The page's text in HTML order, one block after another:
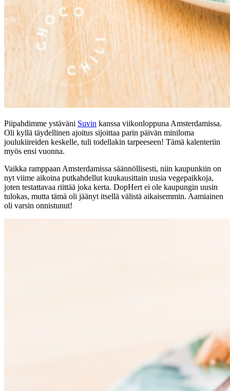
Piipahdimme ystäväni Suvin kanssa viikonloppuna Amsterdamissa.
Oli kyllä täydellinen ajoitus sijoittaa parin päivän miniloma
joulukiireiden keskelle, tuli todellakin tarpeeseen! Tämä kalenteriin
myös ensi vuonna.
Vaikka ramppaan Amsterdamissa säännöllisesti, niin kaupunkiin on
nyt viime aikoina putkahdellut kuukausittain uusia vegepaikkoja,
joten testattavaa riittää joka kerta. DopHert ei ole kaupungin uusin
tulokas, mutta tämä oli jäänyt itsellä välistä aikaisemmin. Aamiainen
oli varsin onnistunut!